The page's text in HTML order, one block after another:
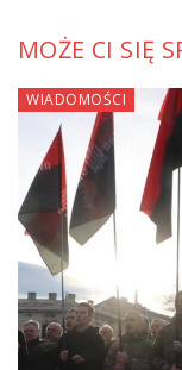
MOŻE CI SIĘ
WIADOMOŚCI